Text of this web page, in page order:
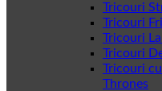
Tricouri
Tricouri
Tricouri La
Tricouri
Tricouri
Thrones